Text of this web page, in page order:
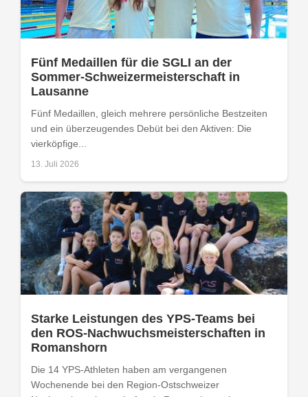
Fünf Medaillen für die SGLI an der
Sommer-Schweizermeisterschaft in
Lausanne
Fünf Medaillen, gleich mehrere persönliche Bestzeiten
und ein überzeugendes Debüt bei den Aktiven: Die
vierköpfige...
13. Juli 2026
Starke Leistungen des YPS-Teams bei
den ROS-Nachwuchsmeisterschaften in
Romanshorn
Die 14 YPS-Athleten haben am vergangenen
Wochenende bei den Region-Ostschweizer